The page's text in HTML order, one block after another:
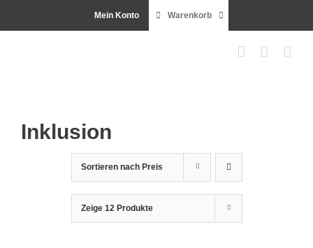
Mein Konto Warenkorb
Inklusion
Sortieren nach Preis
Zeige 12 Produkte